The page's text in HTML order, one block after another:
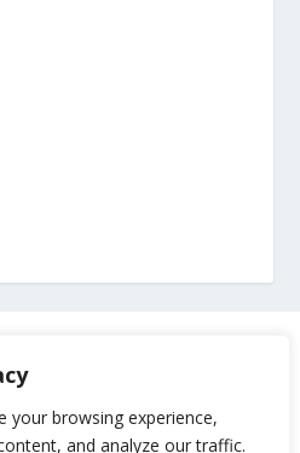
your browsing experience,
and analyze our traffic.